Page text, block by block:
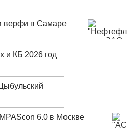
верфи в Самаре
и КБ 2026 год
6.0 в Москве